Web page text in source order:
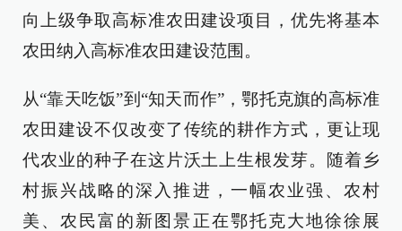
向上级争取高标准农田建设项目，优先将基本
农田纳入高标准农田建设范围。
从“靠天吃饭”到“知天而作”，鄂托克旗的高标准
农田建设不仅改变了传统的耕作方式，更让现
代农业的种子在这片沃土上生根发芽。随着乡
村振兴战略的深入推进，一幅农业强、农村
美、农民富的新图景正在鄂托克大地徐徐展